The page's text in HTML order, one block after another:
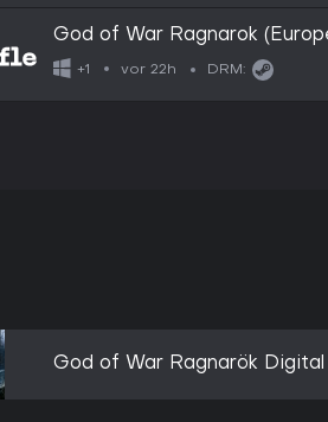
God of War Ragnarok
+1 vor 22h DRM:
God of War Ragnarök